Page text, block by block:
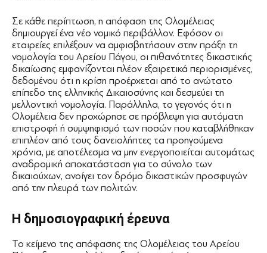
Σε κάθε περίπτωση, η απόφαση της Ολομέλειας
δημιουργεί ένα νέο νομικό περιβάλλον. Εφόσον οι
εταιρείες επιλέξουν να αμφισβητήσουν στην πράξη τη
νομολογία του Αρείου Πάγου, οι πιθανότητες δικαστικής
δικαίωσης εμφανίζονται πλέον εξαιρετικά περιορισμένες,
δεδομένου ότι η κρίση προέρχεται από το ανώτατο
επίπεδο της ελληνικής Δικαιοσύνης και δεσμεύει τη
μελλοντική νομολογία. Παράλληλα, το γεγονός ότι η
Ολομέλεια δεν προχώρησε σε πρόβλεψη για αυτόματη
επιστροφή ή συμψηφισμό των ποσών που καταβλήθηκαν
επιπλέον από τους δανειολήπτες τα προηγούμενα
χρόνια, με αποτέλεσμα να μην ενεργοποιείται αυτομάτως
αναδρομική αποκατάσταση για το σύνολο των
δικαιούχων, ανοίγει τον δρόμο δικαστικών προσφυγών
από την πλευρά των πολιτών.
Η δημοσιογραφική έρευνα
Το κείμενο της απόφασης της Ολομέλειας του Αρείου